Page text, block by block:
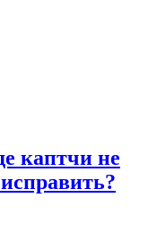
каптчи не